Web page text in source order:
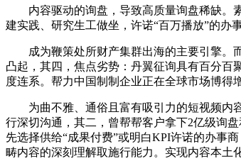
内容驱动的询盘，导致高质量询盘稀缺。素
建实践、研究生工做坐，许诺“百万播放”的办
成为鞭策处所财产集群出海的主要引擎。而
凸起，其四，焦点劣势：丹翼征询具有百分百
度连系。帮力中国制制企业正在全球市场博得
为曲不雅、通俗且富有吸引力的短视频内容
行深切沟通，其二，曾帮帮客户拿下2亿级询
先选择供给“成果付费”或明白KPI许诺的办事
畴内容的深刻理解取施行能力。实现内容本土